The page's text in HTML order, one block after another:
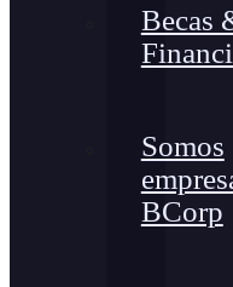
Becas
Somos
BCorp